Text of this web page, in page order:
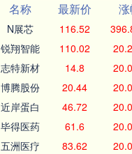
名称 最新价
N展芯 116.52
锐翔智能 110.02
志特新材 14.8
博腾股份 20.44
近岸蛋白 46.72
毕得医药 61.6
五洲医疗 83.62